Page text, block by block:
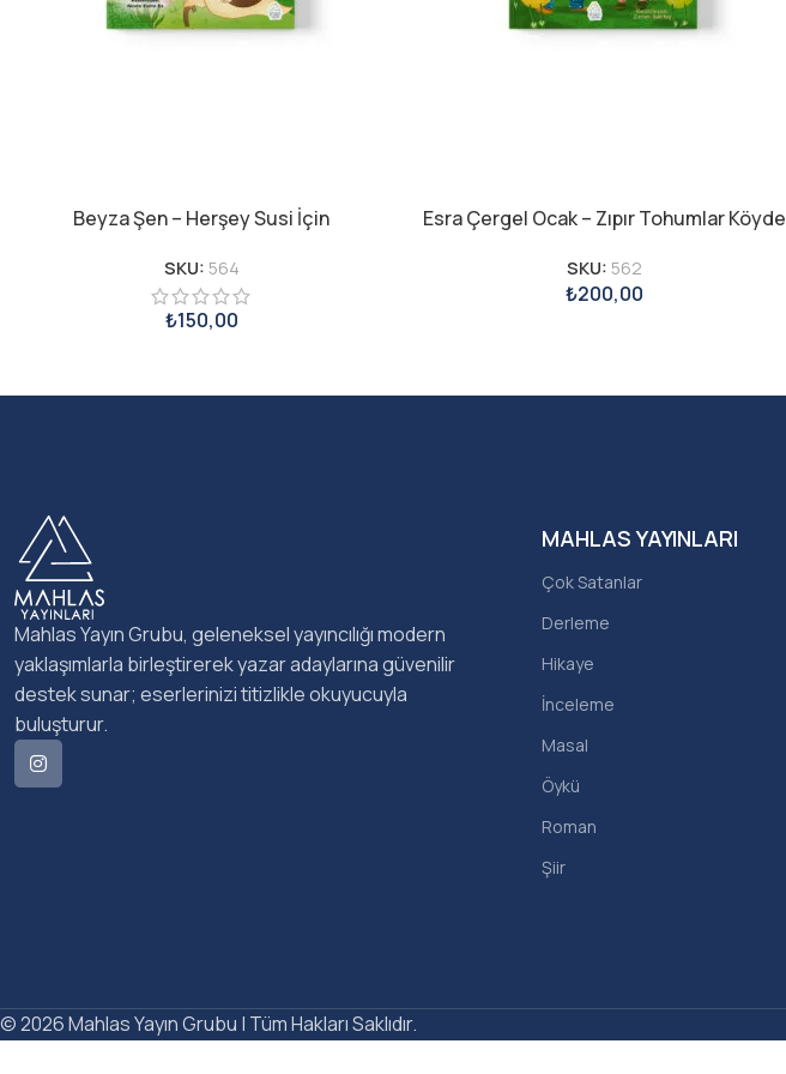
Beyza Şen – Herşey Susi İçin
SKU: 564
₺150,00
Esra Çergel Ocak – Zıpır Tohumlar Köyde
SKU: 562
₺200,00
MAHLAS YAYINLARI
Çok Satanlar
Derleme
Hikaye
İnceleme
Masal
Öykü
Roman
Şiir
Mahlas Yayın Grubu, geleneksel yayıncılığı modern
yaklaşımlarla birleştirerek yazar adaylarına güvenilir
destek sunar; eserlerinizi titizlikle okuyucuyla
buluşturur.
© 2026 Mahlas Yayın Grubu | Tüm Hakları Saklıdır.